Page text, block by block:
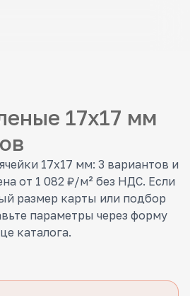
17x17 мм
17x17 мм: 3 вариантов и
от 1 082 ₽/м² без НДС. Если
размер карты или подбор
параметры через форму
каталога.